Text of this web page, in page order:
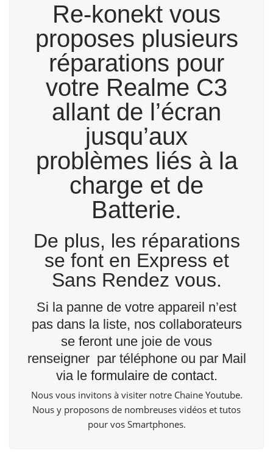
Re-konekt vous
proposes plusieurs
réparations pour
votre Realme C3
allant de l’écran
jusqu’aux
problèmes liés à la
charge et de
Batterie.
De plus, les réparations
se font en Express et
Sans Rendez vous.
Si la panne de votre appareil n’est
pas dans la liste, nos collaborateurs
se feront une joie de vous
renseigner par téléphone ou par Mail
via le formulaire de contact.
Nous vous invitons à visiter notre Chaine Youtube.
Nous y proposons de nombreuses vidéos et tutos
pour vos Smartphones.